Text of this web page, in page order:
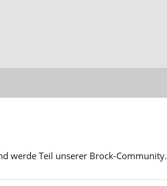
werde Teil unserer Brock-Community.